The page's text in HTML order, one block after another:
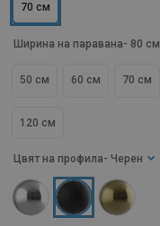
70 см
Цвят на профила - Черен
Ширина на паравана - 80 см
50 см 60 см 70 см
120 см